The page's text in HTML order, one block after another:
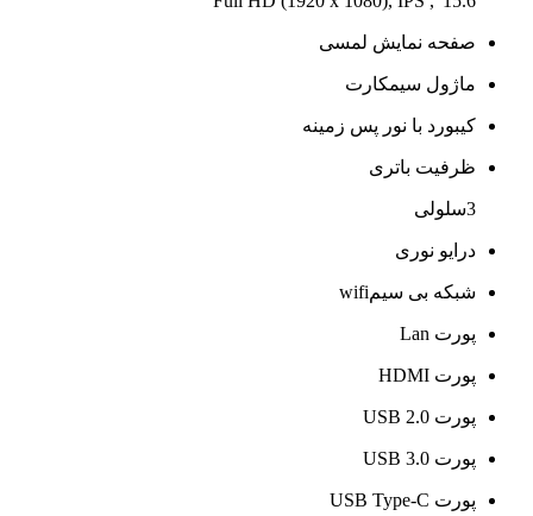
صفحه نمایش لمسی
ماژول سیمکارت
کیبورد با نور پس زمینه
ظرفیت باتری
3سلولی
درایو نوری
شبکه بی سیمwifi
پورت Lan
پورت HDMI
پورت USB 2.0
پورت USB 3.0
پورت USB Type-C